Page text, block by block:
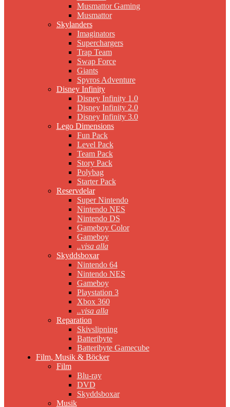
Musmattor Gaming
Musmattor
Skylanders
Imaginators
Superchargers
Trap Team
Swap Force
Giants
Spyros Adventure
Disney Infinity
Disney Infinity 1.0
Disney Infinity 2.0
Disney Infinity 3.0
Lego Dimensions
Fun Pack
Level Pack
Team Pack
Story Pack
Polybag
Starter Pack
Reservdelar
Super Nintendo
Nintendo NES
Nintendo DS
Gameboy Color
Gameboy
..visa alla
Skyddsboxar
Nintendo 64
Nintendo NES
Gameboy
Playstation 3
Xbox 360
..visa alla
Reparation
Skivslipning
Batteribyte
Batteribyte Gamecube
Film, Musik & Böcker
Film
Blu-ray
DVD
Skyddsboxar
Musik